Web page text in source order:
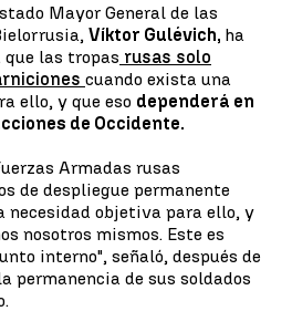
Mayor General de las
Víktor Gulévich, ha
las tropas rusas solo
cuando exista una
ello, y que eso dependerá en
de Occidente.
Armadas rusas
de despliegue permanente
necesidad objetiva para ello, y
nosotros mismos. Este es
interno", señaló, después de
permanencia de sus soldados